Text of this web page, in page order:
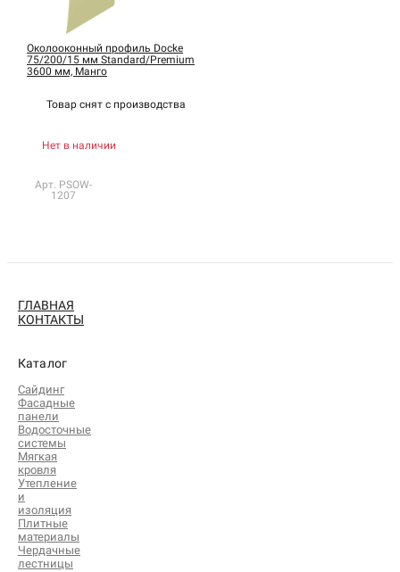
Околооконный профиль Docke
75/200/15 мм Standard/Premium
3600 мм, Манго
Товар снят с производства
Нет в наличии
Арт. PSOW-
1207
ГЛАВНАЯ
КОНТАКТЫ
Каталог
Сайдинг
Фасадные
панели
Водосточные
системы
Мягкая
кровля
Утепление
и
изоляция
Плитные
материалы
Чердачные
лестницы